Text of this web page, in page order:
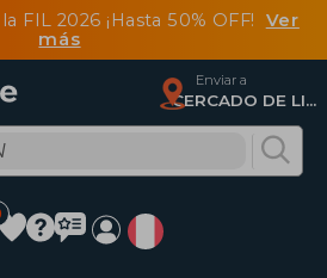
FIL 2026 ¡Hasta 50% OFF! Ver
más
Enviar a
CERCADO DE LIMA, Lima